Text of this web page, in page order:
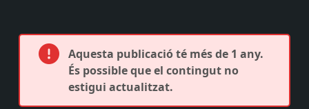
Aquesta publicació té més de 1 any.
És possible que el contingut no
estigui actualitzat.